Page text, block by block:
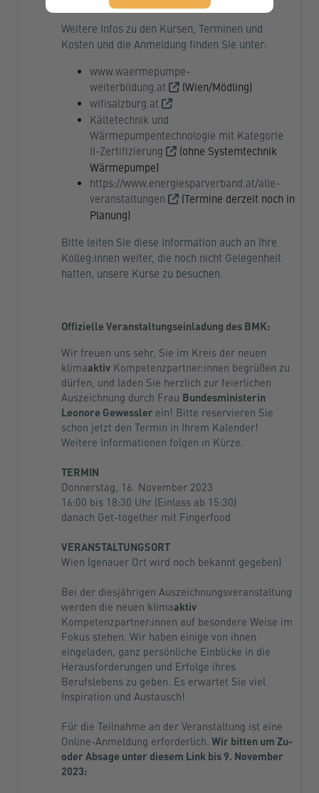
Weitere Infos zu den Kursen, Terminen und
Kosten und die Anmeldung finden Sie unter:
www.waermepumpe-
weiterbildung.at
(Wien/Mödling)
wifisalzburg.at
Kältetechnik und
Wärmepumpentechnologie mit Kategorie
II-Zertifizierung
(ohne Systemtechnik
Wärmepumpe)
https://www.energiesparverband.at/alle-
veranstaltungen
(Termine derzeit noch in
Planung)
Bitte leiten Sie diese Information auch an Ihre
Kolleg:innen weiter, die noch nicht Gelegenheit
hatten, unsere Kurse zu besuchen.
Offizielle Veranstaltungseinladung des BMK:
Wir freuen uns sehr, Sie im Kreis der neuen
klimaaktiv Kompetenzpartner:innen begrüßen zu
dürfen, und laden Sie herzlich zur feierlichen
Auszeichnung durch Frau Bundesministerin
Leonore Gewessler ein! Bitte reservieren Sie
schon jetzt den Termin in Ihrem Kalender!
Weitere Informationen folgen in Kürze.
TERMIN
Donnerstag, 16. November 2023
16:00 bis 18:30 Uhr (Einlass ab 15:30)
danach Get-together mit Fingerfood
VERANSTALTUNGSORT
Wien (genauer Ort wird noch bekannt gegeben)
Bei der diesjährigen Auszeichnungsveranstaltung
werden die neuen klimaaktiv
Kompetenzpartner:innen auf besondere Weise im
Fokus stehen. Wir haben einige von ihnen
eingeladen, ganz persönliche Einblicke in die
Herausforderungen und Erfolge ihres
Berufslebens zu geben. Es erwartet Sie viel
Inspiration und Austausch!
Für die Teilnahme an der Veranstaltung ist eine
Online-Anmeldung erforderlich. Wir bitten um Zu-
oder Absage unter diesem Link bis 9. November
2023: